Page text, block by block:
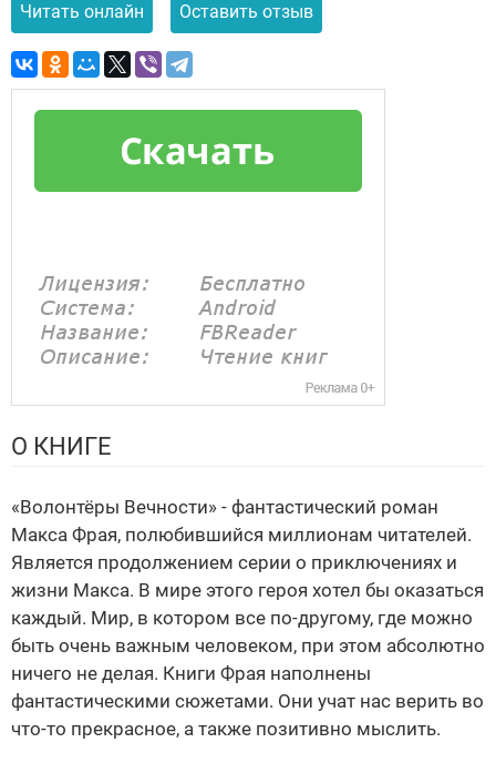
Читать онлайн Оставить отзыв
О КНИГЕ
«Волонтёры Вечности» - фантастический роман
Макса Фрая, полюбившийся миллионам читателей.
Является продолжением серии о приключениях и
жизни Макса. В мире этого героя хотел бы оказаться
каждый. Мир, в котором все по-другому, где можно
быть очень важным человеком, при этом абсолютно
ничего не делая. Книги Фрая наполнены
фантастическими сюжетами. Они учат нас верить во
что-то прекрасное, а также позитивно мыслить.